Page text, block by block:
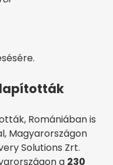
Romániában is
Magyarországon
Solutions Zrt.
a 230